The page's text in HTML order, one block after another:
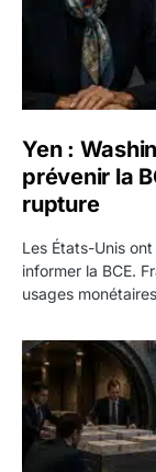
Yen :
prévenir la
rupture
Les États-Unis
informer la BCE.
usages
Jane Street